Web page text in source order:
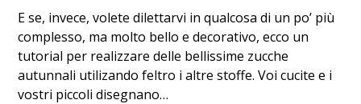
E se, invece, volete dilettarvi in qualcosa di un po’ più
complesso, ma molto bello e decorativo, ecco un
tutorial per realizzare delle bellissime zucche
autunnali utilizando feltro i altre stoffe. Voi cucite e i
vostri piccoli disegnano…